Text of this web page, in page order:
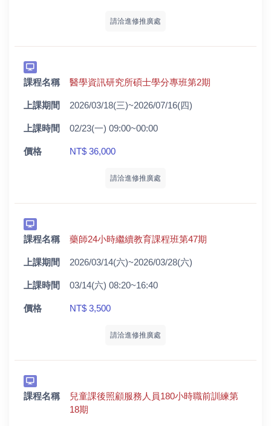
請洽進修推廣處
課程名稱 醫學資訊研究所碩士學分專班第2期
上課期間 2026/03/18(三)~2026/07/16(四)
上課時間 02/23(一) 09:00~00:00
價格 NT$ 36,000
請洽進修推廣處
課程名稱 藥師24小時繼續教育課程班第47期
上課期間 2026/03/14(六)~2026/03/28(六)
上課時間 03/14(六) 08:20~16:40
價格 NT$ 3,500
請洽進修推廣處
課程名稱
兒童課後照顧服務人員180小時職前訓練第
18期